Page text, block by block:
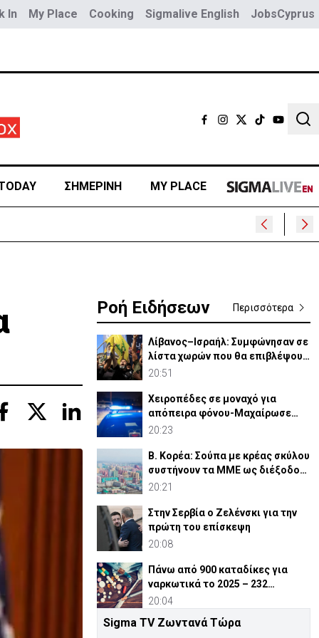
In My Place Cooking Sigmalive English JobsCyprus
ΣΗΜΕΡΙΝΗ MY PLACE
Ροή Ειδήσεων Περισσότερα
Λίβανος–Ισραήλ: Συμφώνησαν σε
λίστα χωρών που θα επιβλέψουν
αφοπλισμό Χεζμπολά
20:51
Χειροπέδες σε μοναχό για
απόπειρα φόνου-Μαχαίρωσε
στο λαιμό 53χρονο
20:23
Β. Κορέα: Σούπα με κρέας σκύλου
συστήνουν τα MME ως διέξοδο
στον καύσωνα
20:21
Στην Σερβία ο Ζελένσκι για την
πρώτη του επίσκεψη
20:08
Πάνω από 900 καταδίκες για
ναρκωτικά το 2025 – 232
ναρκέμποροι στη φυλακή
20:04
Ουστέλ και Ερτουγρούλογλου
Sigma TV Ζωντανά Τώρα